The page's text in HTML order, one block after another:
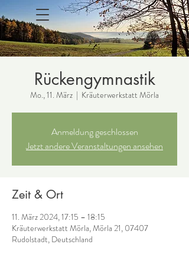
Rückengymnastik
Mo., 11. März
  |
Kräuterwerkstatt Mörla
Anmeldung geschlossen
Jetzt andere Veranstaltungen ansehen
Zeit & Ort
11. März 2024, 17:15 – 18:15
Kräuterwerkstatt Mörla, Mörla 21, 07407
Rudolstadt, Deutschland